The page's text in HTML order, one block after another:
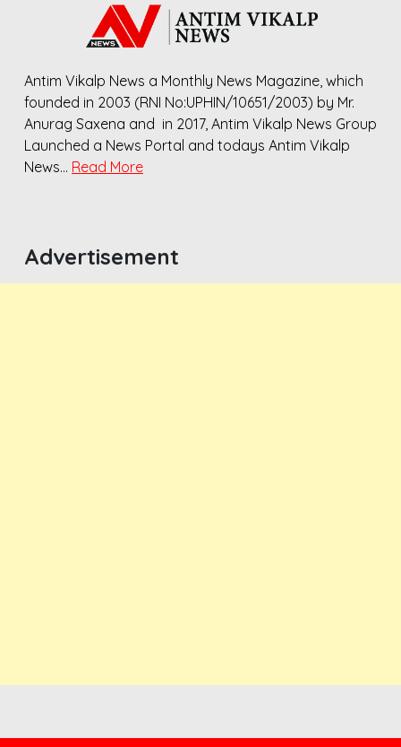
Antim Vikalp News a Monthly News Magazine, which
founded in 2003 (RNI No:UPHIN/10651/2003) by Mr.
Anurag Saxena and in 2017, Antim Vikalp News Group
Launched a News Portal and todays Antim Vikalp
News… Read More
Advertisement